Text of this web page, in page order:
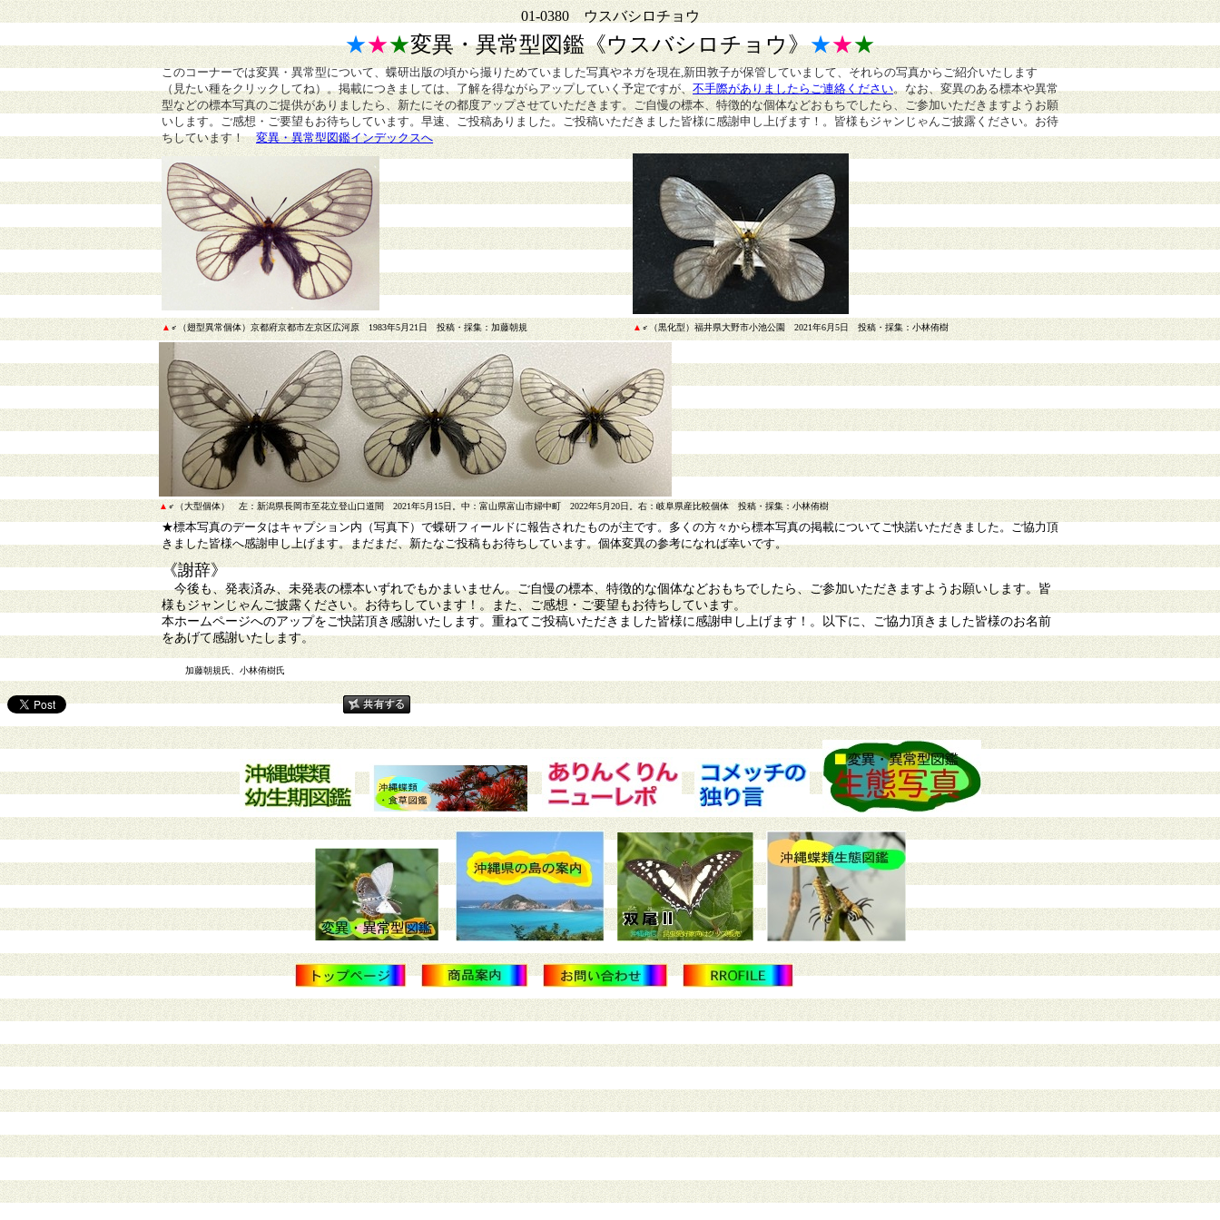
01-0380 ウスバシロチョウ
★★★変異・異常型図鑑《ウスバシロチョウ》★★★
このコーナーでは変異・異常型について、蝶研出版の頃から撮りためていました写真やネガを現在,新田敦子が保管していまして、それらの写真からご紹介いたします
（見たい種をクリックしてね）。掲載につきましては、了解を得ながらアップしていく予定ですが、不手際がありましたらご連絡ください。なお、変異のある標本や異常
型などの標本写真のご提供がありましたら、新たにその都度アップさせていただきます。ご自慢の標本、特徴的な個体などおもちでしたら、ご参加いただきますようお願
いします。ご感想・ご要望もお待ちしています。早速、ご投稿ありました。ご投稿いただきました皆様に感謝申し上げます！。皆様もジャンじゃんご披露ください。お待
ちしています！変異・異常型図鑑インデックスへ
▲ ♂（翅型異常個体）京都府京都市左京区広河原 1983年5月21日 投稿・採集：加藤朝規 ▲ ♂（黒化型）福井県大野市小池公園 2021年6月5日 投稿・採集：小林侑樹
▲ ♂（大型個体） 左：新潟県長岡市至花立登山口道間 2021年5月15日。中：富山県富山市婦中町 2022年5月20日。右：岐阜県産比較個体 投稿・採集：小林侑樹
★標本写真のデータはキャプション内（写真下）で蝶研フィールドに報告されたものが主です。多くの方々から標本写真の掲載についてご快諾いただきました。ご協力頂
きました皆様へ感謝申し上げます。まだまだ、新たなご投稿もお待ちしています。個体変異の参考になれば幸いです。
《謝辞》
今後も、発表済み、未発表の標本いずれでもかまいません。ご自慢の標本、特徴的な個体などおもちでしたら、ご参加いただきますようお願いします。皆
様もジャンじゃんご披露ください。お待ちしています！。また、ご感想・ご要望もお待ちしています。
本ホームページへのアップをご快諾頂き感謝いたします。重ねてご投稿いただきました皆様に感謝申し上げます！。以下に、ご協力頂きました皆様のお名前
をあげて感謝いたします。
加藤朝規氏 小林侑樹氏